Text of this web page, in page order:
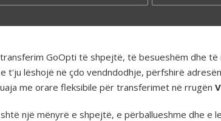
GoOpti të shpejtë, të besueshëm dhe
t'ju lëshojë në çdo vendndodhje, përfshirë
me orare fleksibile për transferimet në rrugën
një mënyrë e shpejtë, e përballueshme dhe e